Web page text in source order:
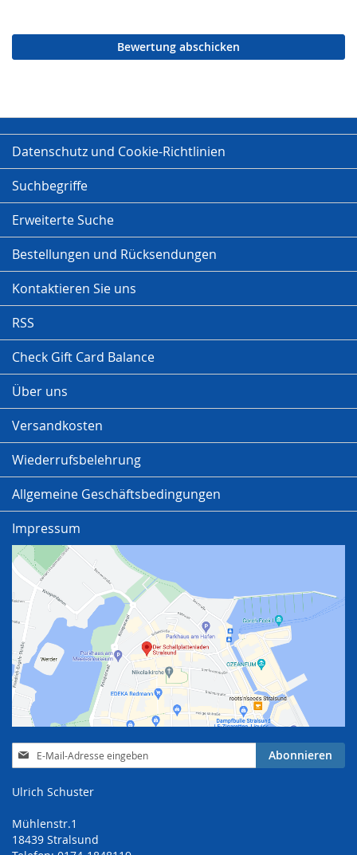
Bewertung abschicken
Datenschutz und Cookie-Richtlinien
Suchbegriffe
Erweiterte Suche
Bestellungen und Rücksendungen
Kontaktieren Sie uns
RSS
Check Gift Card Balance
Über uns
Versandkosten
Wiederrufsbelehrung
Allgemeine Geschäftsbedingungen
Impressum
Anmeldung
zum
Abonnieren
Ulrich Schuster
Mühlenstr.1
18439 Stralsund